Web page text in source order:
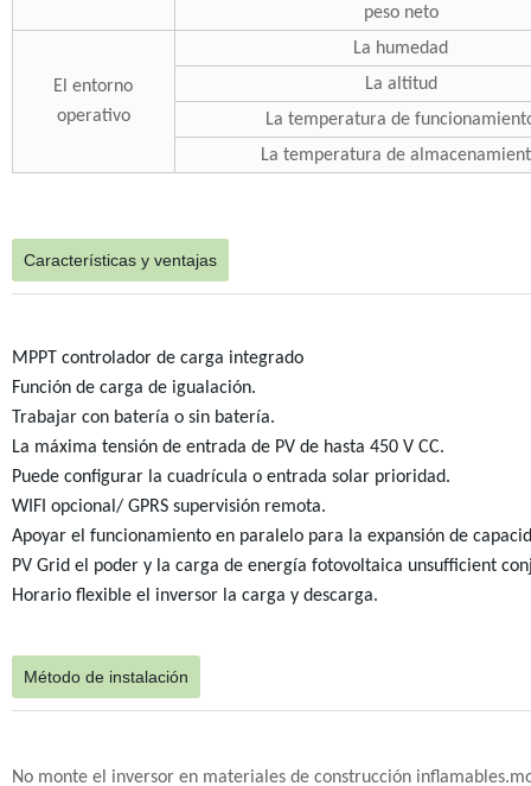
peso neto
El entorno
operativo
La humedad
La altitud
La temperatura de
La temperatura de
Características y ventajas
MPPT controlador de carga integrado
Función de carga de igualación.
Trabajar con batería o sin batería.
La máxima tensión de entrada de PV de hasta 450 V CC.
Puede configurar la cuadrícula o entrada solar prioridad.
WIFI opcional/ GPRS supervisión remota.
Apoyar el funcionamiento en paralelo para la expansión de
PV Grid el poder y la carga de energía fotovoltaica unsufficient
Horario flexible el inversor la carga y descarga.
Método de instalación
No monte el inversor en materiales de construcción